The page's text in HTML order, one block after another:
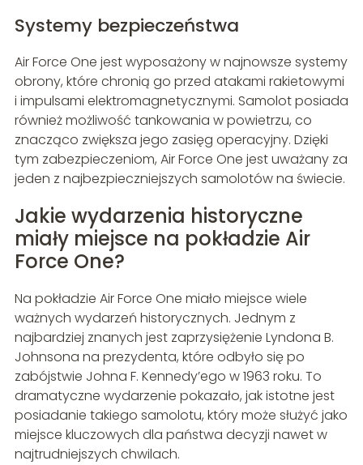
Systemy bezpieczeństwa
Air Force One jest wyposażony w najnowsze systemy
obrony, które chronią go przed atakami rakietowymi
i impulsami elektromagnetycznymi. Samolot posiada
również możliwość tankowania w powietrzu, co
znacząco zwiększa jego zasięg operacyjny. Dzięki
tym zabezpieczeniom, Air Force One jest uważany za
jeden z najbezpieczniejszych samolotów na świecie.
Jakie wydarzenia historyczne
miały miejsce na pokładzie Air
Force One?
Na pokładzie Air Force One miało miejsce wiele
ważnych wydarzeń historycznych. Jednym z
najbardziej znanych jest zaprzysiężenie Lyndona B.
Johnsona na prezydenta, które odbyło się po
zabójstwie Johna F. Kennedy’ego w 1963 roku. To
dramatyczne wydarzenie pokazało, jak istotne jest
posiadanie takiego samolotu, który może służyć jako
miejsce kluczowych dla państwa decyzji nawet w
najtrudniejszych chwilach.